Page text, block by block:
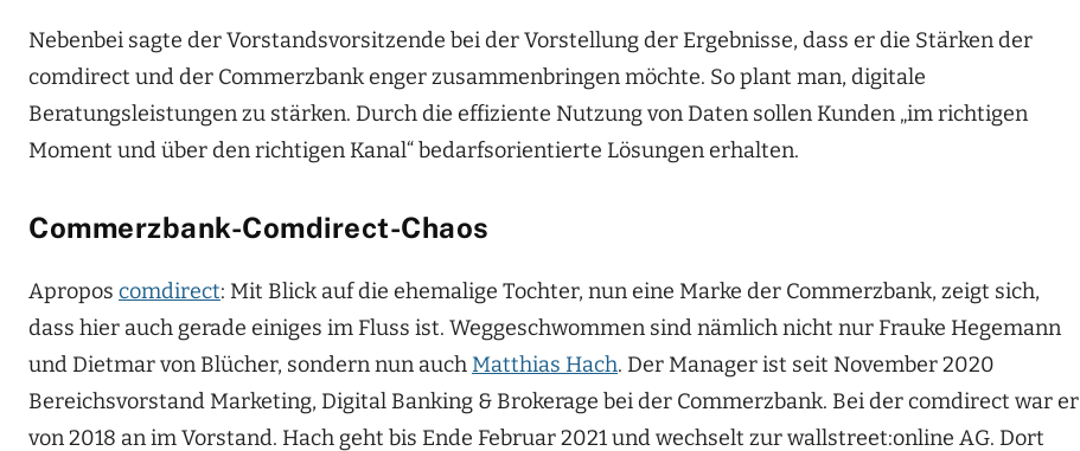
Nebenbei sagte der Vorstandsvorsitzende bei der Vorstellung der Ergebnisse, dass er die Stärken der
comdirect und der Commerzbank enger zusammenbringen möchte. So plant man, digitale
Beratungsleistungen zu stärken. Durch die effiziente Nutzung von Daten sollen Kunden „im richtigen
Moment und über den richtigen Kanal“ bedarfsorientierte Lösungen erhalten.
Commerzbank-Comdirect-Chaos
Apropos comdirect: Mit Blick auf die ehemalige Tochter, nun eine Marke der Commerzbank, zeigt sich,
dass hier auch gerade einiges im Fluss ist. Weggeschwommen sind nämlich nicht nur Frauke Hegemann
und Dietmar von Blücher, sondern nun auch Matthias Hach. Der Manager ist seit November 2020
Bereichsvorstand Marketing, Digital Banking & Brokerage bei der Commerzbank. Bei der comdirect war er
von 2018 an im Vorstand. Hach geht bis Ende Februar 2021 und wechselt zur wallstreet:online AG. Dort